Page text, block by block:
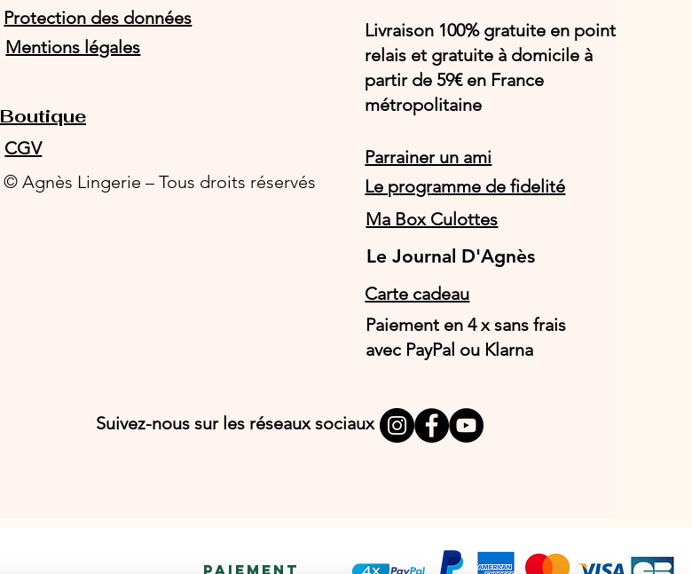
Protection des données
Mentions légales
Livraison 100% gratuite en point
relais et gratuite à domicile à
partir de 59€ en France
métropolitaine
CGV
Parrainer un ami
Le programme de fidelité
© Agnès Lingerie – Tous droits réservés
Ma Box Culottes
Le Journal D'Agnès
Le Journal D'Agnès
Carte cadeau
Paiement en 4 x sans frais
avec PayPal ou Klarna
Suivez-nous sur les réseaux sociaux
PAIEMENT